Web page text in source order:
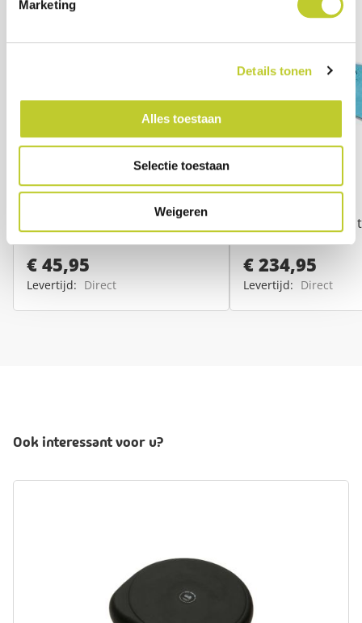
Marketing
Details tonen
Alles toestaan
Selectie toestaan
Weigeren
Handige instap- en uitstaphulp
€ 45,95
Levertijd: Direct
Veilige en
€ 234,95
Levertijd: Direct
Ook interessant voor u?